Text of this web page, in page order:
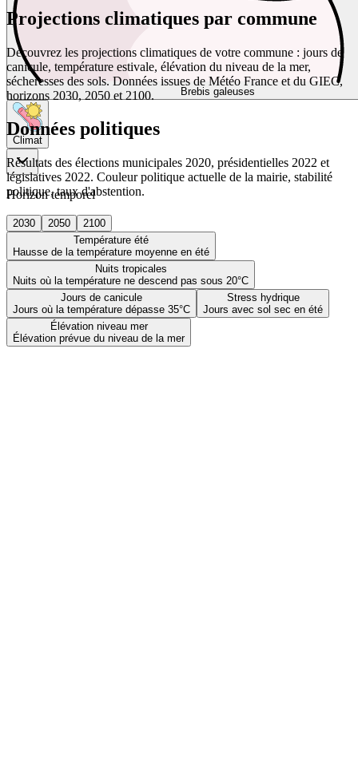
Brebis galeuses
Climat
Horizon temporel
2030 2050
2100
Température été
Hausse de la température moyenne en été
Nuits tropicales
Nuits où la température ne descend pas sous 20°C
Jours de canicule
Jours où la température dépasse 35°C
Stress hydrique
Jours avec sol sec en été
Élévation niveau mer
Élévation prévue du niveau de la mer
Projections climatiques par commune
Découvrez les projections climatiques de votre commune : jours de
canicule, température estivale, élévation du niveau de la mer,
sécheresses des sols. Données issues de Météo France et du GIEC,
horizons 2030, 2050 et 2100.
Données politiques
Résultats des élections municipales 2020, présidentielles 2022 et
législatives 2022. Couleur politique actuelle de la mairie, stabilité
politique, taux d'abstention.